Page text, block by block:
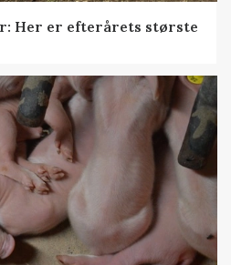
Her er efterårets største